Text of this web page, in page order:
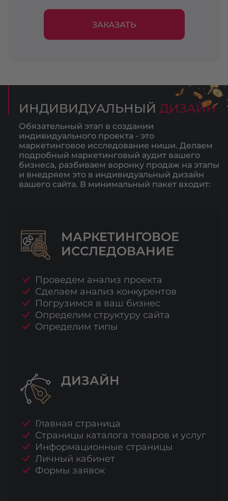
ЗАКАЗАТЬ
ИНДИВИДУАЛЬНЫЙ ДИЗАЙН
Обязательный этап в создании
индивидуального проекта - это
маркетинговое исследование ниши. Делаем
подробный маркетинговый аудит вашего
бизнеса, разбиваем воронку продаж на этапы
и внедряем это в индивидуальный дизайн
вашего сайта. В минимальный пакет входит:
МАРКЕТИНГОВОЕ
ИССЛЕДОВАНИЕ
Проведем анализ проекта
Сделаем анализ конкурентов
Погрузимся в ваш бизнес
Определим структуру сайта
Определим типы
ДИЗАЙН
Главная страница
Страницы каталога товаров и услуг
Информационные страницы
Личный кабинет
Формы заявок